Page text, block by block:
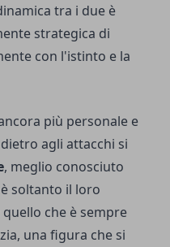
tra i due è
strategica di
con l'istinto e la
più personale e
agli attacchi si
, meglio conosciuto
soltanto il loro
che è sempre
una figura che si